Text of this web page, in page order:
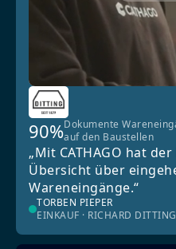
90%Dokumente
auf den Baustellen
„Mit CATHAGO hat
Übersicht über
Wareneingänge.“
TORBEN PIEPER
EINKAUF · RICHARD DITTING